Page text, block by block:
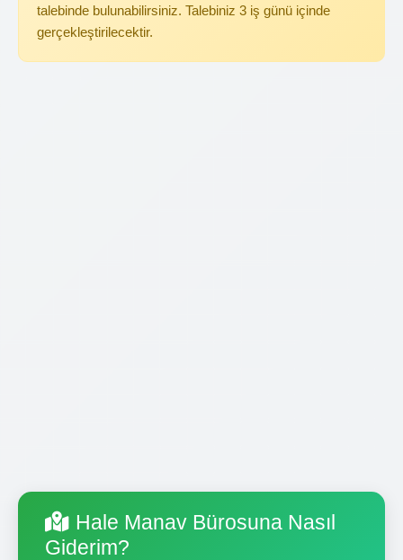
talebinde bulunabilirsiniz. Talebiniz 3 iş günü içinde
gerçekleştirilecektir.
Hale Manav Bürosuna Nasıl
Giderim?